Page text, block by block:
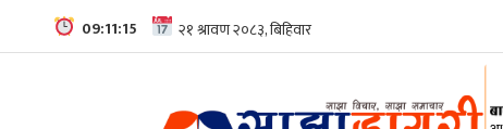
09:11:16